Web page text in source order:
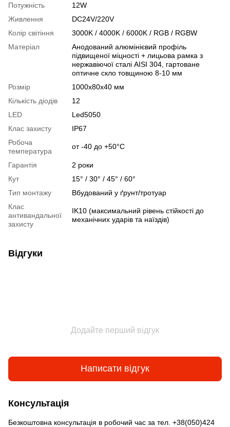
Потужність
12W
Живлення
DC24V/220V
Колір світіння
3000K / 4000K / 6000K / RGB / RGBW
Матеріал
Анодований алюмінієвий профіль
підвищеної міцності + лицьова рамка з
нержавіючої сталі AISI 304, гартоване
оптичне скло товщиною 8-10 мм
Розмір
1000х80х40 мм
Кількість діодів
12
LED
Led5050
Клас захисту
IP67
Робоча
температура
от -40 до +50°С
Гарантія
2 роки
Кут
15° / 30° / 45° / 60°
Тип монтажу
Вбудований у ґрунт/тротуар
Клас
антивандальної
захисту
IK10 (максимальний рівень стійкості до
механічних ударів та наїздів)
Відгуки
Додайте перший відгук
Написати відгук
Консультація
Безкоштовна консультація в робочий час за тел. +38(050)424